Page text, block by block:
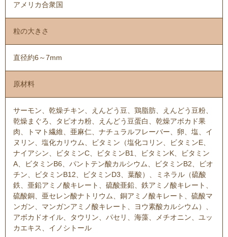
アメリカ合衆国
粒の大きさ
直径約6～7mm
原材料
サーモン、乾燥チキン、えんどう豆、鶏脂肪、えんどう豆粉、
乾燥まぐろ、タピオカ粉、えんどう豆蛋白、乾燥アボカド果
肉、トマト繊維、亜麻仁、ナチュラルフレーバー、卵、塩、イ
ヌリン、塩化カリウム、ビタミン（塩化コリン、ビタミンE、
ナイアシン、ビタミンC、ビタミンB1、ビタミンK、ビタミン
A、ビタミンB6、パントテン酸カルシウム、ビタミンB2、ビオ
チン、ビタミンB12、ビタミンD3、葉酸）、ミネラル（硫酸
鉄、亜鉛アミノ酸キレート、硫酸亜鉛、鉄アミノ酸キレート、
硫酸銅、亜セレン酸ナトリウム、銅アミノ酸キレート、硫酸マ
ンガン、マンガンアミノ酸キレート、ヨウ素酸カルシウム）、
アボカドオイル、タウリン、パセリ、海藻、メチオニン、ユッ
カエキス、イノシトール